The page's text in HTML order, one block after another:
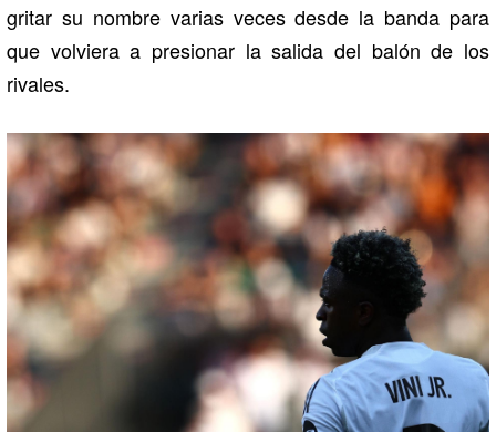
gritar su nombre varias veces desde la banda para
que volviera a presionar la salida del balón de los
rivales.